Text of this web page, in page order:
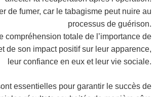
de fumer, car le tabagisme peut nuire au
processus de guérison.
compréhension totale de l’importance de
de son impact positif sur leur apparence,
leur confiance en eux et leur vie sociale.
essentielles pour garantir le succès de